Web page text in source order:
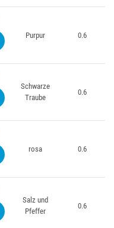
Purpur
0.6
Schwarze
Traube
0.6
rosa
0.6
Salz und
Pfeffer
0.6